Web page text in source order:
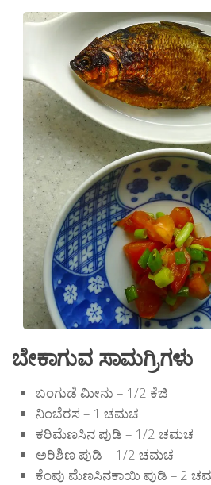
ಬೇಕಾಗುವ ಸಾಮಗ್ರಿಗಳು
ಬಂಗುಡೆ ಮೀನು – 1/2 ಕೆಜಿ
ನಿಂಬೆರಸ – 1 ಚಮಚ
ಕರಿಮೆಣಸಿನ ಪುಡಿ – 1/2 ಚಮಚ
ಅರಿಶಿಣ ಪುಡಿ – 1/2 ಚಮಚ
ಕೆಂಪು ಮೆಣಸಿನಕಾಯಿ ಪುಡಿ – 2